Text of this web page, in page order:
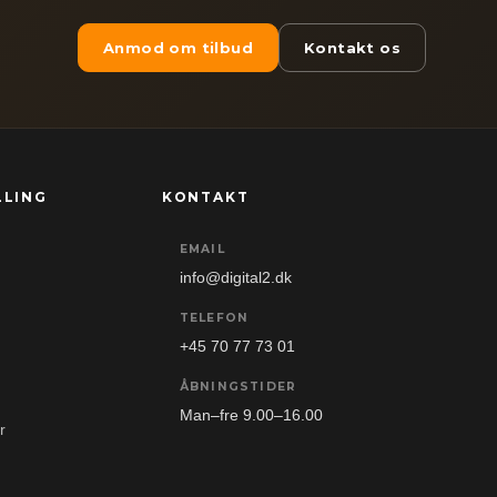
Anmod om tilbud Kontakt os
KONTAKT
EMAIL
info@digital2.dk
TELEFON
+45 70 77 73 01
ÅBNINGSTIDER
Man–fre 9.00–16.00